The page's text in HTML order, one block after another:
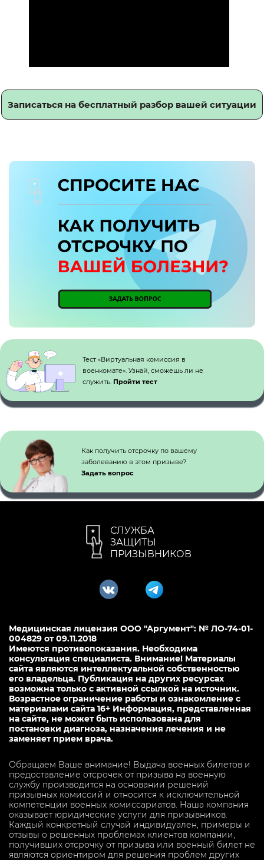
Записаться на бесплатный разбор вашей ситуации
Тест «Виртуальная комиссия в
военкомате». Узнай, сможешь ли не
служить. Пройти тест
Как получить отсрочку по вашему
заболеванию в этом призыве?
Задать вопрос
СЛУЖБА
ЗАЩИТЫ
ПРИЗЫВНИКОВ
Медицинская лицензия ООО "Аргумент": № ЛО-74-01-
004829 от 09.11.2018
Имеются противопоказания. Необходима
консультация специалиста. Внимание! Материалы
сайта являются интеллектуальной собственностью
его владельца. Публикация на других ресурсах
возможна только с активной ссылкой на источник.
Возрастное ограничение работы и ознакомление с
материалами сайта 16+ Информация, представленная
на сайте, не может быть использована для
постановки диагноза, назначения лечения и не
заменяет прием врача.
Обращаем Ваше внимание! Выдача военных билетов и
предоставление отсрочек от призыва на военную
службу производится на основании решений
призывных комиссий и относится к исключительной
компетенции военных комиссариатов. Наша компания
оказывает юридические услуги для призывников.
Каждый конкретный случай индивидуален, примеры и
отзывы о решенных проблемах клиентов компании,
получивших отсрочку от призыва или военный билет не
являются ориентиром для решения проблем других